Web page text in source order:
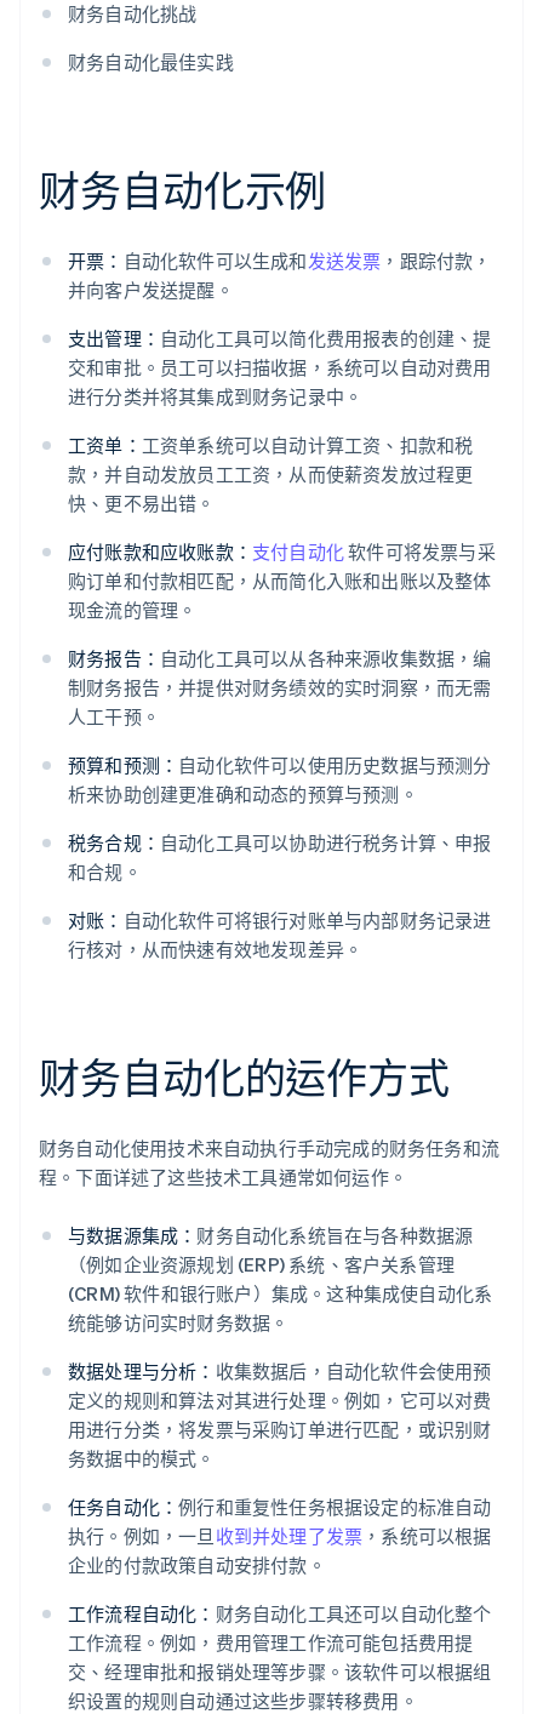
财务自动化挑战
财务自动化最佳实践
财务自动化示例
开票： 自动化软件可以生成和发送发票 ，跟踪付款，
并向客户发送提醒。
支出管理： 自动化工具可以简化费用报表的创建、提
交和审批。员工可以扫描收据，系统可以自动对费用
进行分类并将其集成到财务记录中。
工资单： 工资单系统可以自动计算工资、扣款和税
款，并自动发放员工工资，从而使薪资发放过程更
快、更不易出错。
应付账款和应收账款： 支付自动化软件可将发票与采
购订单和付款相匹配，从而简化入账和出账以及整体
现金流的管理。
财务报告： 自动化工具可以从各种来源收集数据，编
制财务报告，并提供对财务绩效的实时洞察，而无需
人工干预。
预算和预测： 自动化软件可以使用历史数据与预测分
析来协助创建更准确和动态的预算与预测。
税务合规： 自动化工具可以协助进行税务计算、申报
和合规。
对账： 自动化软件可将银行对账单与内部财务记录进
行核对，从而快速有效地发现差异。
财务自动化的运作方式
财务自动化使用技术来自动执行手动完成的财务任务和流
程。下面详述了这些技术工具通常如何运作。
与数据源集成： 财务自动化系统旨在与各种数据源
（例如企业资源规划 (ERP) 系统、客户关系管理
(CRM) 软件和银行账户）集成。这种集成使自动化系
统能够访问实时财务数据。
数据处理与分析： 收集数据后，自动化软件会使用预
定义的规则和算法对其进行处理。例如，它可以对费
用进行分类，将发票与采购订单进行匹配，或识别财
务数据中的模式。
任务自动化：例行和重复性任务根据设定的标准自动
执行。例如，一旦 收到并处理了发票 ，系统可以根据
企业的付款政策自动安排付款。
工作流程自动化： 财务自动化工具还可以自动化整个
工作流程。例如，费用管理工作流可能包括费用提
交、经理审批和报销处理等步骤。该软件可以根据组
织设置的规则自动通过这些步骤转移费用。